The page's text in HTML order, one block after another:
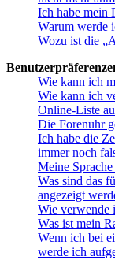
Ich habe mein
Warum werde
Wozu ist die
Wie kann ich
Wie kann ich
Online-Liste
Die Forenuhr
Ich habe die
immer noch
Meine
Was sind das
angezeigt
Wie verwende
Was ist mein
Wenn ich bei
werde ich